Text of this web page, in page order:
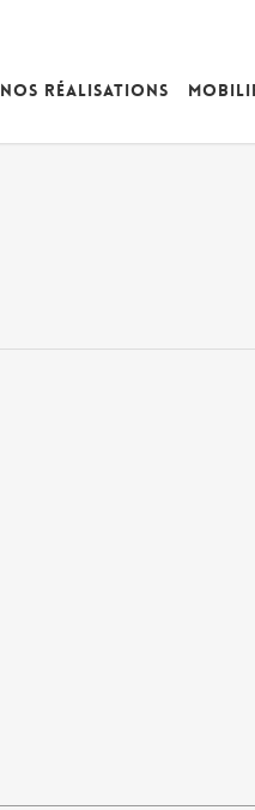
Nos réalisations